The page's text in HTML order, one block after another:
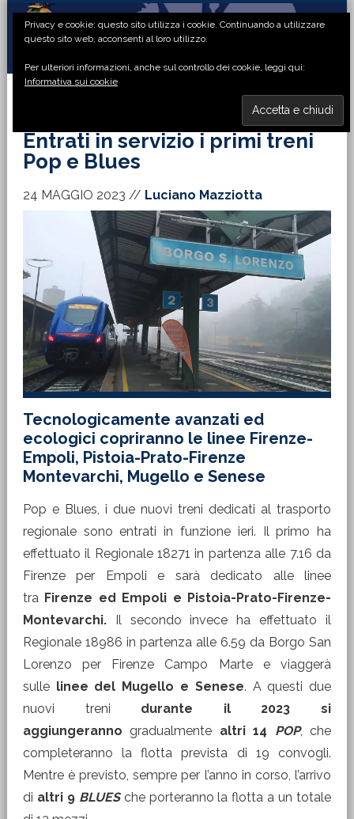
Passa
primaria
Passa
principale
Passa
laterale
Passa
di
Entrati in servizio i primi treni
Pop e Blues
24 MAGGIO 2023 // Luciano Mazziotta
Tecnologicamente avanzati ed
ecologici copriranno le linee Firenze-
Empoli, Pistoia-Prato-Firenze
Montevarchi, Mugello e Senese
Pop e Blues, i due nuovi treni dedicati al trasporto
regionale sono entrati in funzione ieri. Il primo ha
effettuato il Regionale 18271 in partenza alle 7.16 da
Firenze per Empoli e sarà dedicato alle linee
tra Firenze ed Empoli e Pistoia-Prato-Firenze-
Montevarchi.Il secondo invece ha effettuato il
Regionale 18986 in partenza alle 6.59 da Borgo San
Lorenzo per Firenze Campo Marte e viaggerà
sulle linee del Mugello e Senese. A questi due
nuovi treni durante il 2023 si
aggiungeranno gradualmente altri 14 POP, che
completeranno la flotta prevista di 19 convogli.
Mentre è previsto, sempre per l’anno in corso, l’arrivo
di altri 9 BLUESche porteranno la flotta a un totale
Privacy e cookie: questo sito utilizza i cookie. Continuando a utilizzare
questo sito web, acconsenti al loro utilizzo.
Per ulteriori informazioni, anche sul controllo dei cookie, leggi qui:
Informativa sui cookie